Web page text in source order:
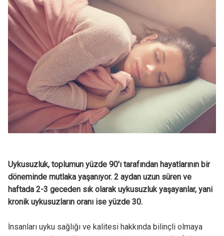
Uykusuzluk, toplumun yüzde 90'ı tarafından hayatlarının bir
döneminde mutlaka yaşanıyor. 2 aydan uzun süren ve
haftada 2-3 geceden sık olarak uykusuzluk yaşayanlar, yani
kronik uykusuzların oranı ise yüzde 30.
İnsanları uyku sağlığı ve kalitesi hakkında bilinçli olmaya